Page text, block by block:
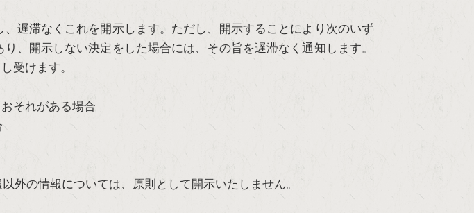
遅滞なくこれを開示します。ただし、開示することにより次のいず
、開示しない決定をした場合には、その旨を遅滞なく通知します。
受けます。
それがある場合
外の情報については、原則として開示いたしません。